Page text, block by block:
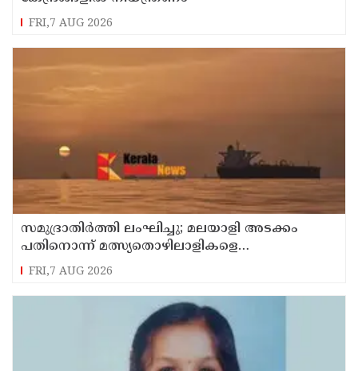
FRI,7 AUG 2026
സമുദ്രാതിർത്തി ലംഘിച്ചു; മലയാളി അടക്കം
പതിനൊന്ന് മത്സ്യതൊഴിലാളികളെ
കസ്റ്റഡിയിലെടുത്ത് ശ്രീലങ്കൻ നാവികസേന
FRI,7 AUG 2026